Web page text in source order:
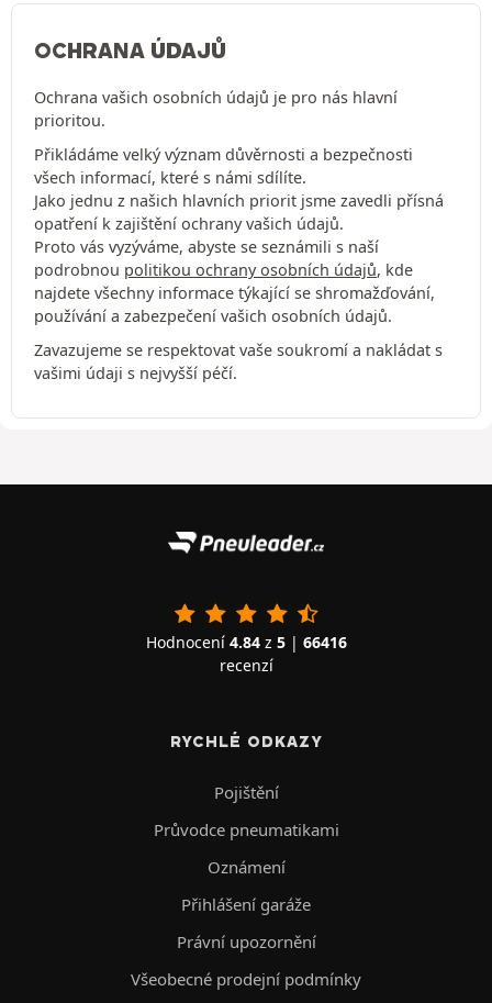
OCHRANA ÚDAJŮ
Ochrana vašich osobních údajů je pro nás hlavní
prioritou.
Přikládáme velký význam důvěrnosti a bezpečnosti
všech informací, které s námi sdílíte.
Jako jednu z našich hlavních priorit jsme zavedli přísná
opatření k zajištění ochrany vašich údajů.
Proto vás vyzýváme, abyste se seznámili s naší
podrobnou politikou ochrany osobních údajů, kde
najdete všechny informace týkající se shromažďování,
používání a zabezpečení vašich osobních údajů.
Zavazujeme se respektovat vaše soukromí a nakládat s
vašimi údaji s nejvyšší péčí.
Hodnocení 4.84z 5| 66416
recenzí
RYCHLÉ ODKAZY
Pojištění
Průvodce pneumatikami
Oznámení
Přihlášení garáže
Právní upozornění
Všeobecné prodejní podmínky